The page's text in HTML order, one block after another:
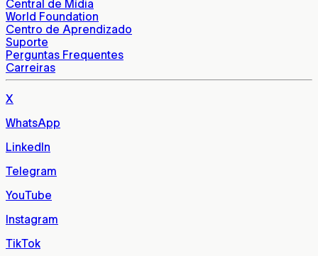
Central de Mídia
World Foundation
Centro de Aprendizado
Suporte
Perguntas Frequentes
Carreiras
X
WhatsApp
LinkedIn
Telegram
YouTube
Instagram
TikTok